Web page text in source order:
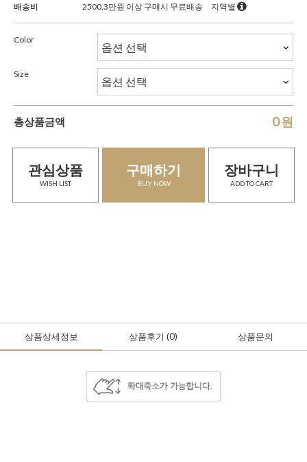
배송비 2500,3만원 이상 구매시 무료배송 지역별
Color
Size
총상품금액 0원
관심상품
WISH LIST
구매하기
BUY NOW
장바구니
ADD TO CART
상품상세정보 상품후기 (0) 상품문의